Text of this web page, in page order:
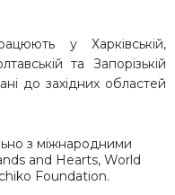
у Харківській,
та Запорізькій
до західних областей
з міжнародними
and Hearts, World
Foundation.